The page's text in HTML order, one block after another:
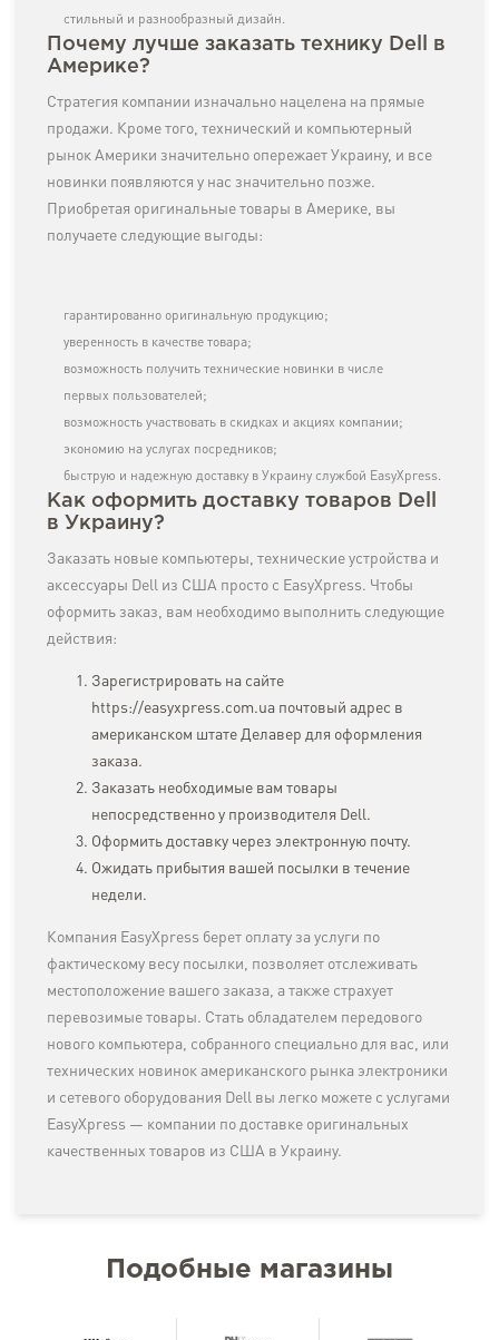
стильный и разнообразный дизайн.
Почему лучше заказать технику Dell в
Америке?
Стратегия компании изначально нацелена на прямые
продажи. Кроме того, технический и компьютерный
рынок Америки значительно опережает Украину, и все
новинки появляются у нас значительно позже.
Приобретая оригинальные товары в Америке, вы
получаете следующие выгоды:
гарантированно оригинальную продукцию;
уверенность в качестве товара;
возможность получить технические новинки в числе
первых пользователей;
возможность участвовать в скидках и акциях компании;
экономию на услугах посредников;
быструю и надежную доставку в Украину службой EasyXpress.
Как оформить доставку товаров Dell
в Украину?
Заказать новые компьютеры, технические устройства и
аксессуары Dell из США просто с EasyXpress. Чтобы
оформить заказ, вам необходимо выполнить следующие
действия:
Зарегистрировать на сайте
https://easyxpress.com.ua почтовый адрес в
американском штате Делавер для оформления
заказа.
Заказать необходимые вам товары
непосредственно у производителя Dell.
Оформить доставку через электронную почту.
Ожидать прибытия вашей посылки в течение
недели.
Компания EasyXpress берет оплату за услуги по
фактическому весу посылки, позволяет отслеживать
местоположение вашего заказа, а также страхует
перевозимые товары. Стать обладателем передового
нового компьютера, собранного специально для вас, или
технических новинок американского рынка электроники
и сетевого оборудования Dell вы легко можете с услугами
EasyXpress — компании по доставке оригинальных
качественных товаров из США в Украину.
Подобные магазины